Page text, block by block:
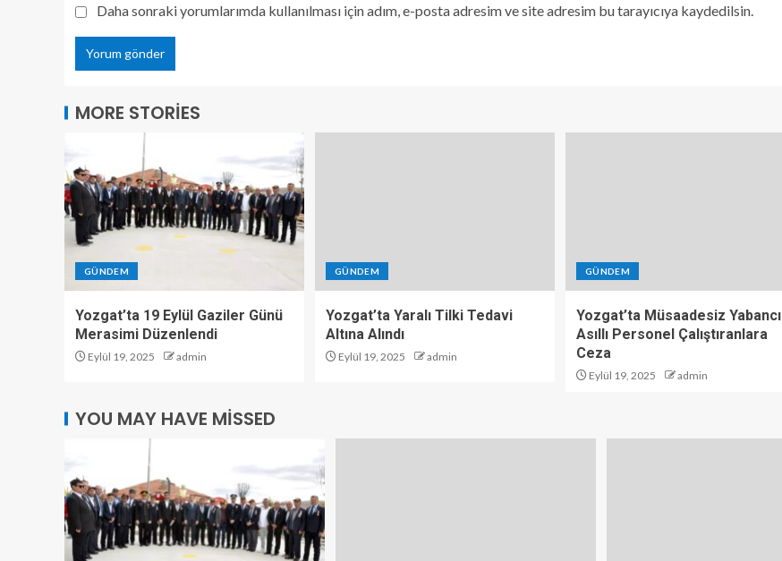
Daha sonraki yorumlarımda kullanılması için adım, e-posta adresim ve site adresim bu tarayıcıya kaydedilsin.
MORE STORIES
GÜNDEM
Yozgat’ta 19 Eylül Gaziler Günü
Merasimi Düzenlendi
Eylül 19, 2025 admin
GÜNDEM
Yozgat’ta Yaralı Tilki Tedavi
Altına Alındı
Eylül 19, 2025 admin
GÜNDEM
Yozgat’ta Müsaadesiz Yabancı
Asıllı Personel Çalıştıranlara
Ceza
Eylül 19, 2025 admin
YOU MAY HAVE MISSED